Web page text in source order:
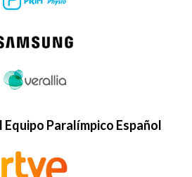
Paralímpico Español